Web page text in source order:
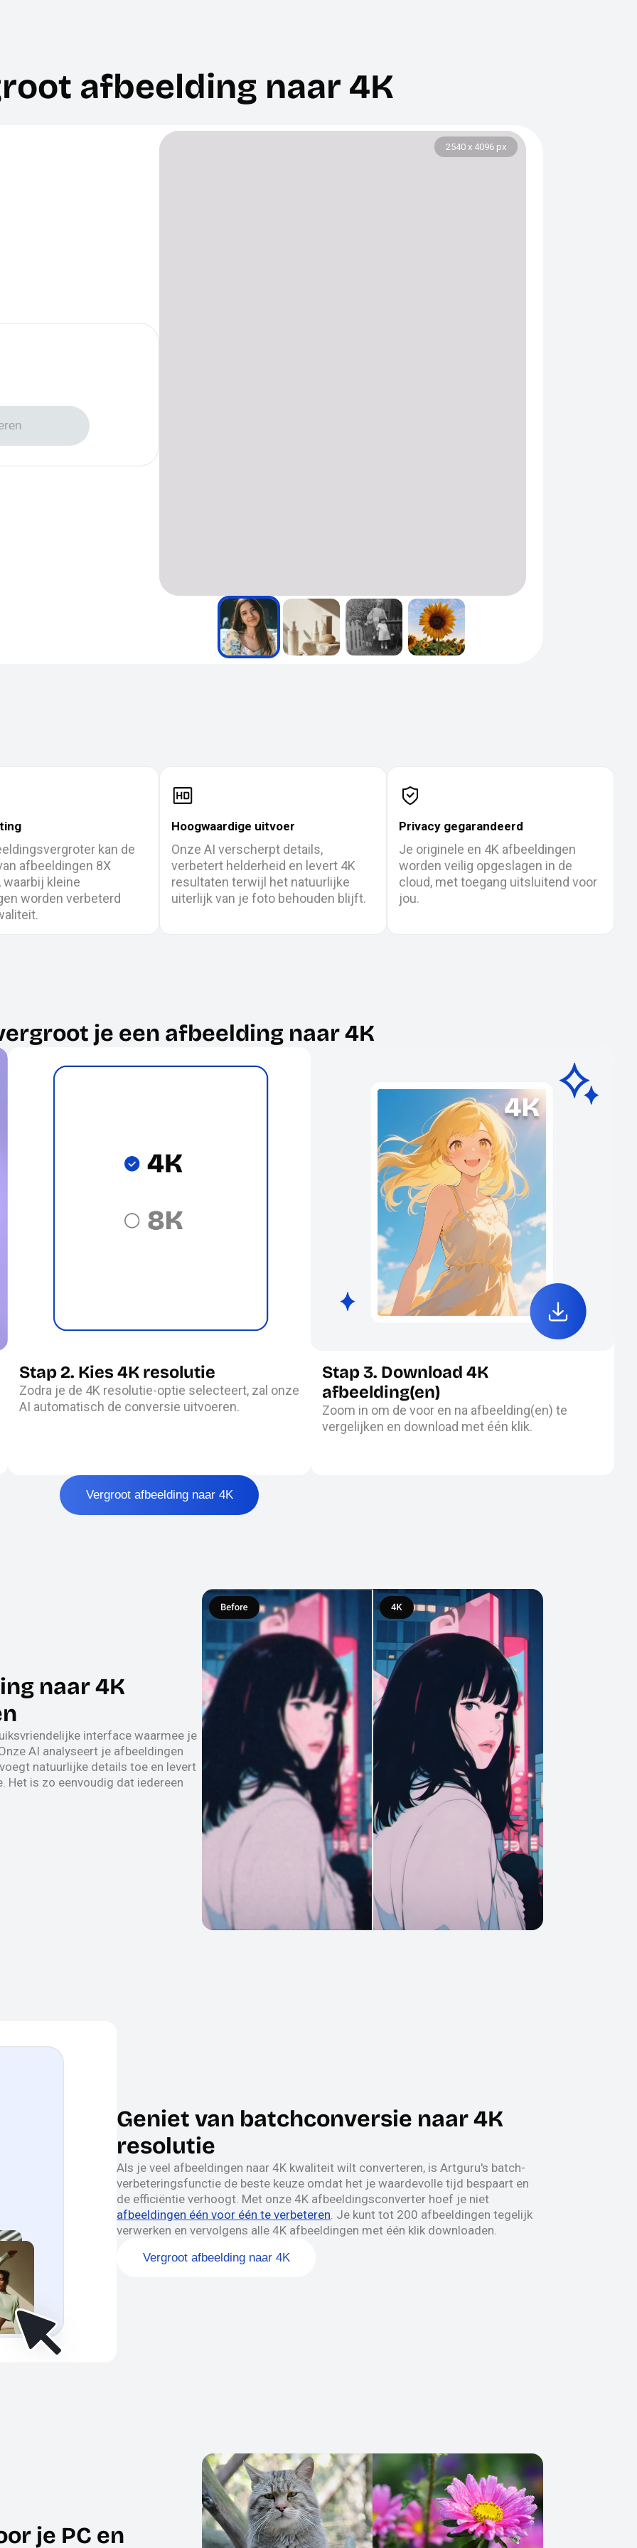
afbeelding naar 4K
2540 x 4096 px
kan de
afbeeldingen 8X
kleine
worden verbeterd
Hoogwaardige uitvoer
Onze AI verscherpt details,
verbetert helderheid en levert 4K
resultaten terwijl het natuurlijke
uiterlijk van je foto behouden blijft.
Privacy gegarandeerd
Je originele en 4K afbeeldingen
worden veilig opgeslagen in de
cloud, met toegang uitsluitend voor
jou.
je een afbeelding naar 4K
Stap 2. Kies 4K resolutie
Zodra je de 4K resolutie-optie selecteert, zal onze
AI automatisch de conversie uitvoeren.
Stap 3. Download 4K
afbeelding(en)
Zoom in om de voor en na afbeelding(en) te
vergelijken en download met één klik.
Vergroot afbeelding naar 4K
naar 4K
interface waarmee je
AI analyseert je afbeeldingen
natuurlijke details toe en levert
Het is zo eenvoudig dat iedereen
Geniet van batchconversie naar 4K
resolutie
Als je veel afbeeldingen naar 4K kwaliteit wilt converteren, is Artguru's batch-
verbeteringsfunctie de beste keuze omdat het je waardevolle tijd bespaart en
de efficiëntie verhoogt. Met onze 4K afbeeldingsconverter hoef je niet
afbeeldingen één voor één te verbeteren. Je kunt tot 200 afbeeldingen tegelijk
verwerken en vervolgens alle 4K afbeeldingen met één klik downloaden.
Vergroot afbeelding naar 4K
je PC en